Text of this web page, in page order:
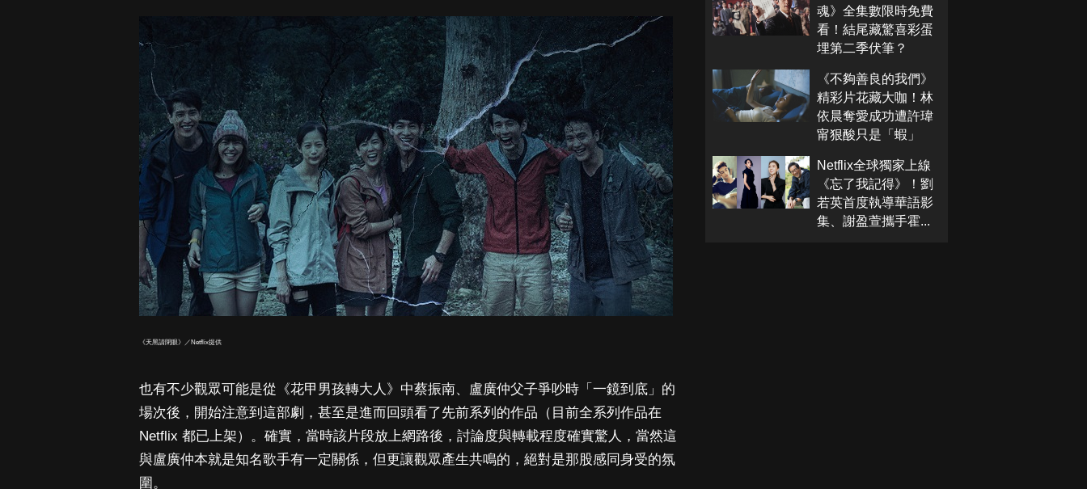
《天黑請閉眼》／Netflix提供
也有不少觀眾可能是從《花甲男孩轉大人》中蔡振南、盧廣仲父子爭吵時「一鏡到底」的
場次後，開始注意到這部劇，甚至是進而回頭看了先前系列的作品（目前全系列作品在
Netflix 都已上架）。確實，當時該片段放上網路後，討論度與轉載程度確實驚人，當然這
與盧廣仲本就是知名歌手有一定關係，但更讓觀眾產生共鳴的，絕對是那股感同身受的氛
圍。
魂》全集數限時免費
看！結尾藏驚喜彩蛋
埋第二季伏筆？
《不夠善良的我們》
精彩片花藏大咖！林
依晨奪愛成功遭許瑋
甯狠酸只是「蝦」
Netflix全球獨家上線
《忘了我記得》！劉
若英首度執導華語影
集、謝盈萱攜手霍...